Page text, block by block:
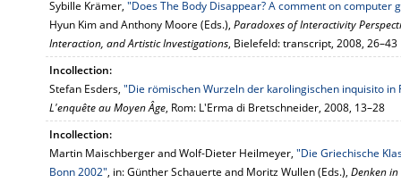
Sybille Krämer, "Does The Body Disappear? A comment on computer
Hyun Kim and Anthony Moore (Eds.), Paradoxes of Interactivity
Interaction, and Artistic Investigations, Bielefeld: transcript, 2008, 26–43
Incollection:
Stefan Esders, "Die römischen Wurzeln der karolingischen inquisito in
L'enquête au Moyen Âge, Rom: L'Erma di Bretschneider, 2008, 13–28
Incollection:
Martin Maischberger and Wolf-Dieter Heilmeyer, "Die Griechische
Bonn 2002", in: Günther Schauerte and Moritz Wullen (Eds.), Denken